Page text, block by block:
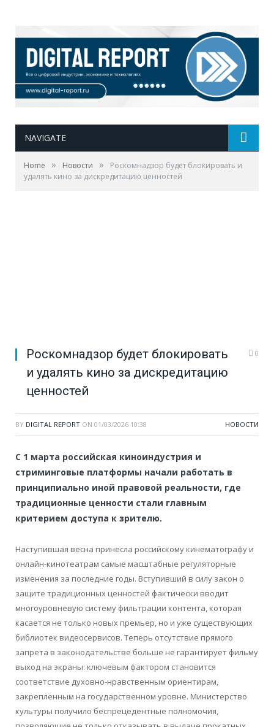
NAVIGATE
Home » Новости »
Роскомнадзор будет блокировать и
удалять кино за дискредитацию ценностей
Роскомнадзор будет блокировать
и удалять кино за дискредитацию
ценностей
0
BY DIGITAL REPORT ON 01/03/2026 10:38 НОВОСТИ
С 1 марта российская киноиндустрия и
стриминговые платформы начали работать в
принципиально иной правовой реальности, где
традиционные ценности стали главным
критерием доступа к зрителю.
Наступившая весна принесла российскому кинематографу и
онлайн-кинотеатрам самые масштабные регуляторные
изменения за последние годы. Вступивший в силу закон о
защите традиционных ценностей фактически вводит
многоуровневую систему фильтрации контента, которая
касается не только новых премьер, но и уже существующих
библиотек видеосервисов. Теперь отсутствие прямого
запрета в законодательстве больше не гарантирует фильму
выход на экраны: ключевым фактором становится
соответствие духовно-нравственным ориентирам,
закрепленным на государственном уровне. Министерство
культуры получило беспрецедентные полномочия,